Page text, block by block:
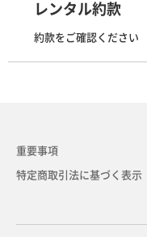
レンタル約款
約款をご確認ください
重要事項
特定商取引法に基づく表示